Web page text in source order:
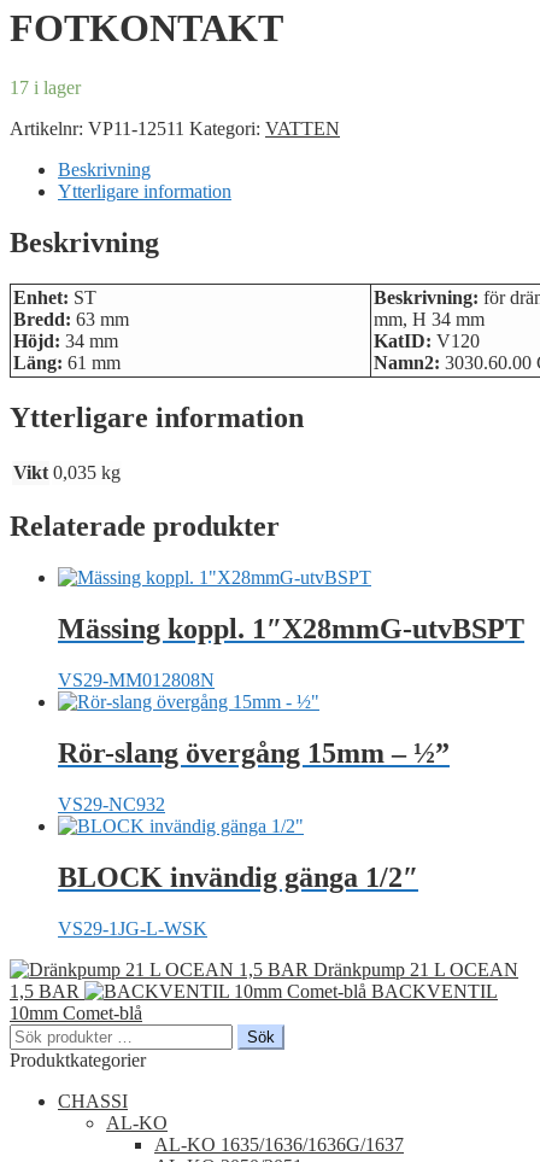
FOTKONTAKT
17 i lager
Artikelnr: VP11-12511 Kategori: VATTEN
Beskrivning
Ytterligare information
Beskrivning
Enhet: ST
Bredd: 63 mm
Höjd: 34 mm
Läng: 61 mm
Beskrivning: för
mm, H 34 mm
KatID: V120
Namn2: 3030.60.00
Ytterligare information
Vikt 0,035 kg
Relaterade produkter
Mässing koppl. 1″X28mmG-utvBSPT
VS29-MM012808N
Rör-slang övergång 15mm – ½”
VS29-NC932
BLOCK invändig gänga 1/2″
VS29-1JG-L-WSK
Dränkpump 21 L OCEAN
1,5 BAR
BACKVENTIL
10mm Comet-blå
Sök
efter:
Sök
Produktkategorier
CHASSI
AL-KO
AL-KO 1635/1636/1636G/1637